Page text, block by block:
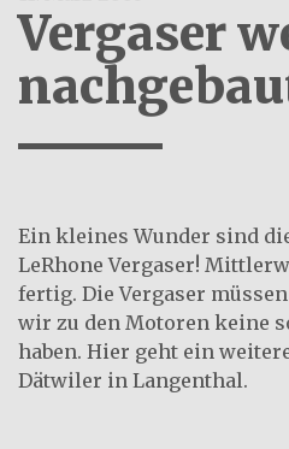
Vergaser
Ein kleines Wunder sind
LeRhone Vergaser!
fertig. Die Vergaser
wir zu den Motoren keine
haben. Hier geht ein
Dätwiler in Langenthal.